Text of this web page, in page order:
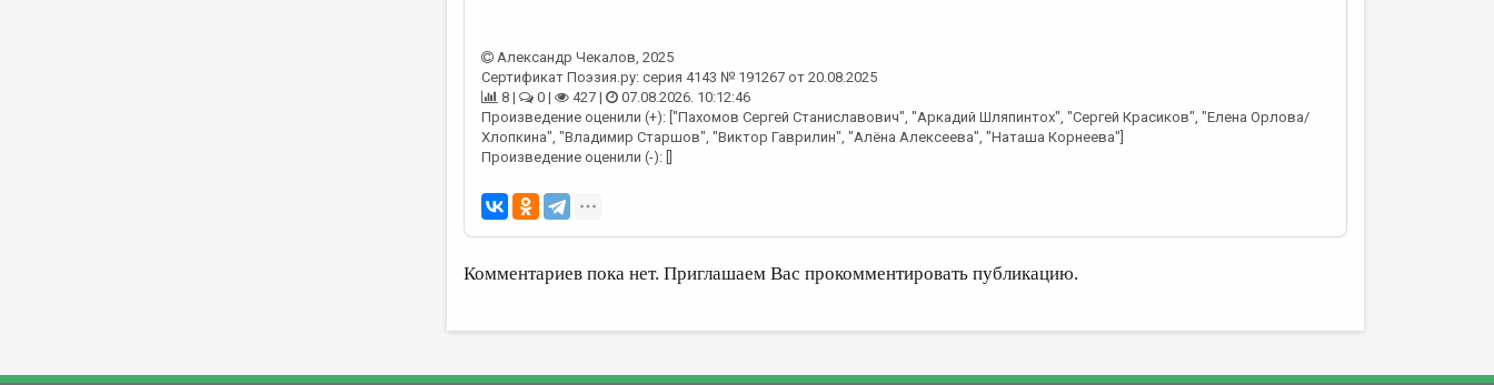
Александр Чекалов, 2025
Сертификат Поэзия.ру: серия 4143 № 191267 от 20.08.2025
8 |
0 | 427 |
07.08.2026. 10:12:46
Произведение оценили (+): ["Пахомов Сергей Станиславович", "Аркадий Шляпинтох", "Сергей Красиков", "Елена Орлова/
Хлопкина", "Владимир Старшов", "Виктор Гаврилин", "Алёна Алексеева", "Наташа Корнеева"]
Произведение оценили (-): []
Комментариев пока нет. Приглашаем Вас прокомментировать публикацию.